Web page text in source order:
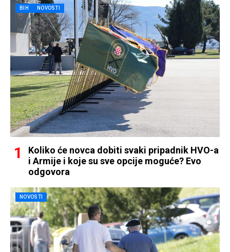
BIH NOVOSTI
Koliko će novca dobiti svaki pripadnik HVO-a
i Armije i koje su sve opcije moguće? Evo
odgovora
NOVOSTI